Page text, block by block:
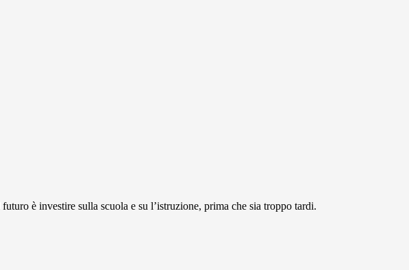
è investire sulla scuola e su l’istruzione, prima che sia troppo tardi.